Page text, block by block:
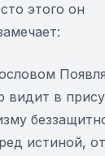
этого он
видит в
истиной,